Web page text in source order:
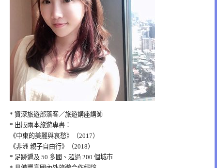
* 資深旅遊部落客／旅遊講座講師
* 出版兩本旅遊專書：
《中東的美麗與哀愁》（2017）
《非洲 親子自由行》（2018）
* 足跡遍及 50 多國、超過 200 個城市